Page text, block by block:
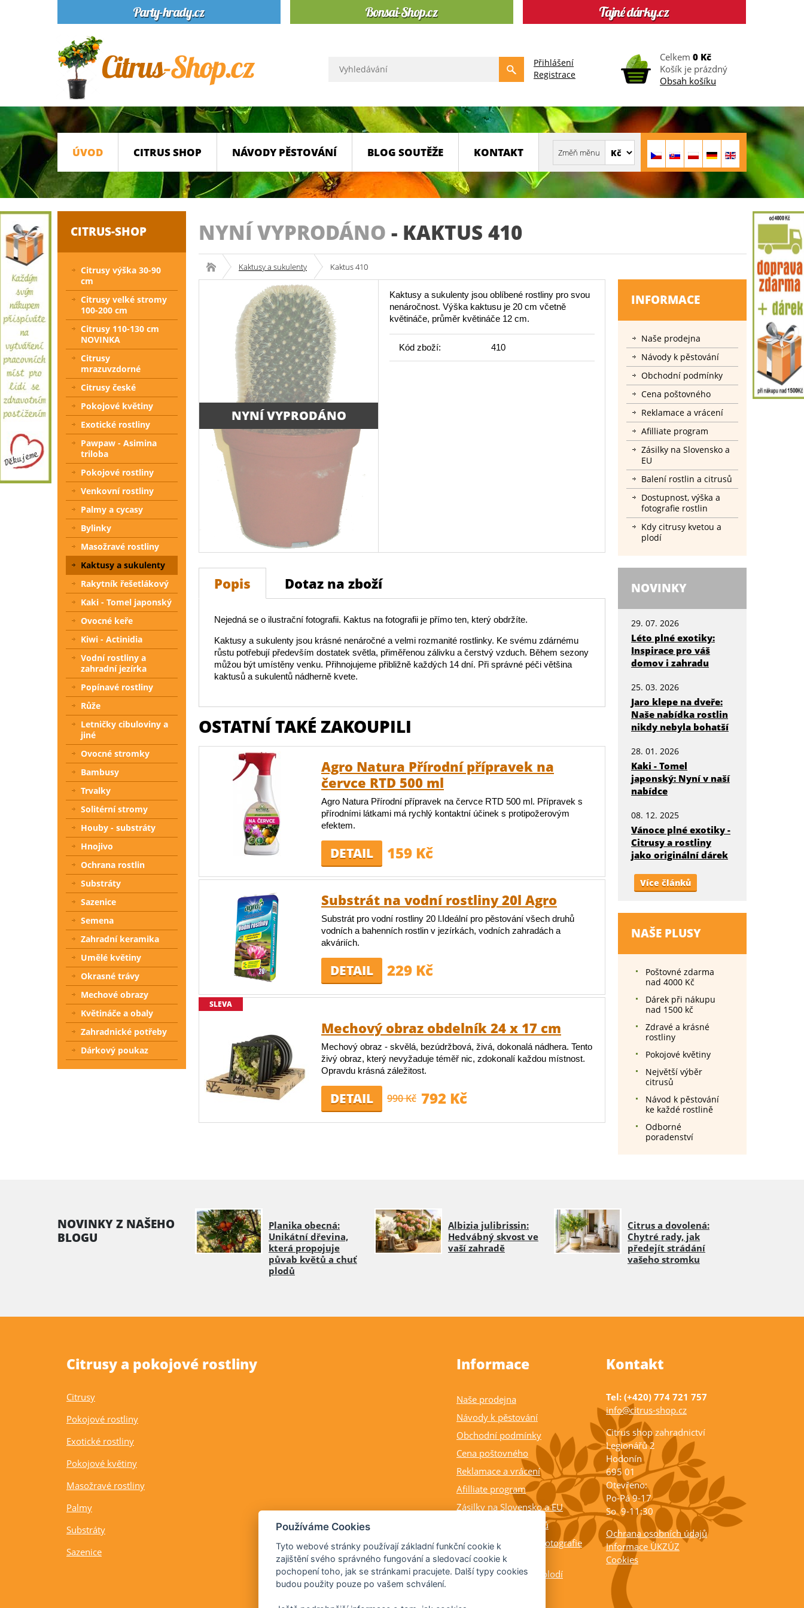
Přihlášení
Registrace
Celkem 0 Kč
Košík je prázdný
Obsah košíku
ÚVOD CITRUS SHOP NÁVODY PĚSTOVÁNÍ BLOG SOUTĚŽE KONTAKT
NYNÍ VYPRODÁNO - KAKTUS 410
Kaktusy a sukulenty Kaktus 410
NYNÍ VYPRODÁNO
Kaktusy a sukulenty jsou oblíbené rostliny pro svou
nenáročnost. Výška kaktusu je 20 cm včetně
květináče, průměr květináče 12 cm.
Kód zboží: 410
Popis Dotaz na zboží
Nejedná se o ilustrační fotografii. Kaktus na fotografii je přímo ten, který obdržíte.
Kaktusy a sukulenty jsou krásné nenáročné a velmi rozmanité rostlinky. Ke svému zdárnému
růstu potřebují především dostatek světla, přiměřenou zálivku a čerstvý vzduch. Během sezony
můžou být umístěny venku. Přihnojujeme přibližně každých 14 dní. Při správné péči většina
kaktusů a sukulentů nádherně kvete.
OSTATNÍ TAKÉ ZAKOUPILI
Agro Natura Přírodní přípravek na
červce RTD 500 ml
Agro Natura Přírodní přípravek na červce RTD 500 ml. Přípravek s
přírodními látkami má rychlý kontaktní účinek s protipožerovým
efektem.
DETAIL 159 Kč
Substrát na vodní rostliny 20l Agro
Substrát pro vodní rostliny 20 l.Ideální pro pěstování všech druhů
vodních a bahenních rostlin v jezírkách, vodních zahradách a
akváriích.
DETAIL 229 Kč
SLEVA
Mechový obraz obdelník 24 x 17 cm
Mechový obraz - skvělá, bezúdržbová, živá, dokonalá nádhera. Tento
živý obraz, který nevyžaduje téměř nic, zdokonalí každou místnost.
Opravdu krásná záležitost.
DETAIL 990 Kč 792 Kč
INFORMACE
Naše prodejna
Návody k pěstování
Obchodní podmínky
Cena poštovného
Reklamace a vrácení
Afilliate program
Zásilky na Slovensko a
EU
Balení rostlin a citrusů
Dostupnost, výška a
fotografie rostlin
Kdy citrusy kvetou a
plodí
NOVINKY
29. 07. 2026
Léto plné exotiky:
Inspirace pro váš
domov i zahradu
25. 03. 2026
Jaro klepe na dveře:
Naše nabídka rostlin
nikdy nebyla bohatší
28. 01. 2026
Kaki - Tomel
japonský: Nyní v naší
nabídce
08. 12. 2025
Vánoce plné exotiky -
Citrusy a rostliny
jako originální dárek
Více článků
NAŠE PLUSY
Poštovné zdarma
nad 4000 Kč
Dárek při nákupu
nad 1500 kč
Zdravé a krásné
rostliny
Pokojové květiny
Největší výběr
citrusů
Návod k pěstování
ke každé rostlině
Odborné
poradenství
CITRUS-SHOP
Citrusy výška 30-90
cm
Citrusy velké stromy
100-200 cm
Citrusy 110-130 cm
NOVINKA
Citrusy
mrazuvzdorné
Citrusy české
Pokojové květiny
Exotické rostliny
Pawpaw - Asimina
triloba
Pokojové rostliny
Venkovní rostliny
Palmy a cycasy
Bylinky
Masožravé rostliny
Kaktusy a sukulenty
Rakytník řešetlákový
Kaki - Tomel japonský
Ovocné keře
Kiwi - Actinidia
Vodní rostliny a
zahradní jezírka
Popínavé rostliny
Růže
Letničky cibuloviny a
jiné
Ovocné stromky
Bambusy
Trvalky
Solitérní stromy
Houby - substráty
Hnojivo
Ochrana rostlin
Substráty
Sazenice
Semena
Zahradní keramika
Umělé květiny
Okrasné trávy
Mechové obrazy
Květináče a obaly
Zahradnické potřeby
Dárkový poukaz
NOVINKY Z NAŠEHO
BLOGU
Planika obecná:
Unikátní dřevina,
která propojuje
půvab květů a chuť
plodů
Albizia julibrissin:
Hedvábný skvost ve
vaší zahradě
Citrus a dovolená:
Chytré rady, jak
předejít strádání
vašeho stromku
Citrusy a pokojové rostliny
Citrusy
Pokojové rostliny
Exotické rostliny
Pokojové květiny
Masožravé rostliny
Palmy
Substráty
Sazenice
Informace
Naše prodejna
Návody k pěstování
Obchodní podmínky
Cena poštovného
Reklamace a vrácení
Afilliate program
Zásilky na Slovensko a EU
Balení rostlin a citrusů
Dostupnost, výška a fotografie
rostlin
Kdy citrusy kvetou a plodí
Kontakt
Tel: (+420) 774 721 757
info@citrus-shop.cz
Citrus shop zahradnictví
Legionářů 2
Hodonín
695 01
Otevřeno:
Po-Pá 9-17
So 9-11:30
Ochrana osobních údajů
Informace ÚKZÚZ
Cookies
Používáme Cookies
Tyto webové stránky používají základní funkční cookie k
zajištění svého správného fungování a sledovací cookie k
pochopení toho, jak se stránkami pracujete. Další typy cookies
budou použity pouze po vašem schválení.